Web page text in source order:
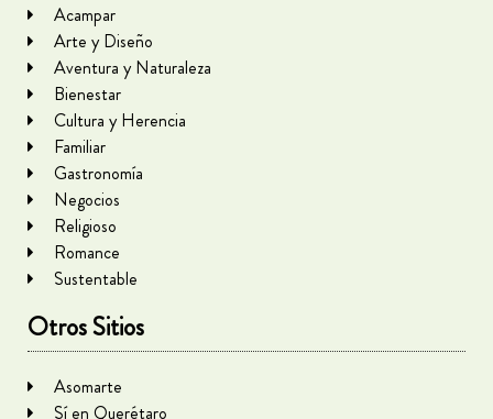
Acampar
Arte y Diseño
Aventura y Naturaleza
Bienestar
Cultura y Herencia
Familiar
Gastronomía
Negocios
Religioso
Romance
Sustentable
Otros Sitios
Asomarte
Sí en Querétaro